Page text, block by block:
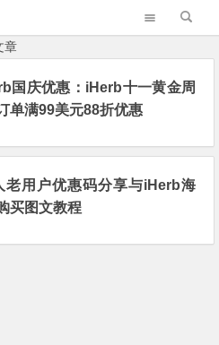
章
国庆优惠：iHerb十一黄金周
单满99美元88折优惠
老用户优惠码分享与iHerb海
买图文教程